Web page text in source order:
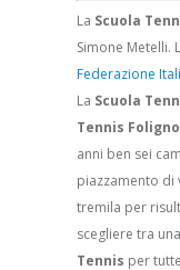
La Scuola
Simone Metelli.
Federazione
La Scuola
Tennis Foligno
anni ben sei
piazzamento di
tremila per
scegliere tra
Tennis per